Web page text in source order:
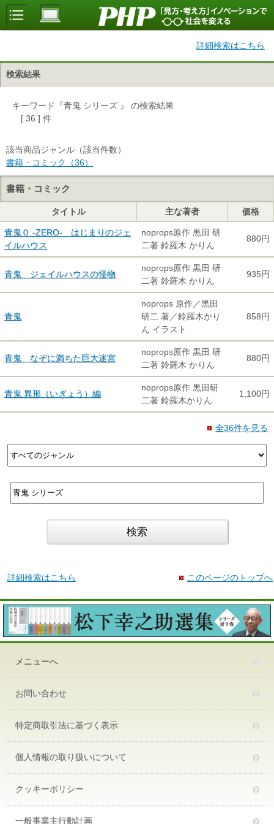
詳細検索はこちら
検索結果
キーワード『青鬼 シリーズ 』 の検索結果
[ 36 ] 件
該当商品ジャンル（該当件数）
書籍・コミック（36）
書籍・コミック
タイトル 主な著者 価格
青鬼０ -ZERO- はじまりのジェ
イルハウス
noprops原作 黒田 研
二著 鈴羅木 かりん
880円
青鬼 ジェイルハウスの怪物
noprops原作 黒田 研
二著 鈴羅木 かりん
935円
青鬼
noprops 原作／黒田
研二 著／鈴羅木かり
ん イラスト
858円
青鬼 なぞに満ちた巨大迷宮
noprops原作 黒田 研
二著 鈴羅木 かりん
880円
青鬼 異形（いぎょう）編
noprops原作 黒田研
二著 鈴羅木かりん
1,100円
全36件を見る
詳細検索はこちら このページのトップへ
メニューへ
お問い合わせ
特定商取引法に基づく表示
個人情報の取り扱いについて
クッキーポリシー
一般事業主行動計画